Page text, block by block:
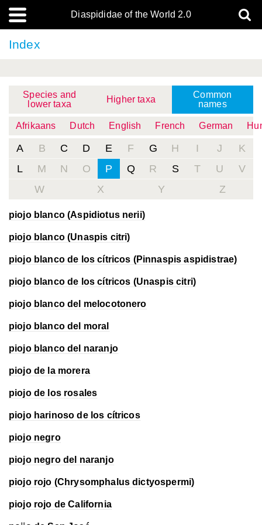
Diaspididae of the World 2.0
Index
Species and
lower taxa
Higher taxa
Common
names
Afrikaans Dutch English French German
A B C D E F G H I J
K
L
M N O P Q R S T U
V
W
X Y Z
piojo blanco (Aspidiotus nerii)
piojo blanco (Unaspis citri)
piojo blanco de los cítricos (Pinnaspis aspidistrae)
piojo blanco de los cítricos (Unaspis citri)
piojo blanco del melocotonero
piojo blanco del moral
piojo blanco del naranjo
piojo de la morera
piojo de los rosales
piojo harinoso de los cítricos
piojo negro
piojo negro del naranjo
piojo rojo (Chrysomphalus dictyospermi)
piojo rojo de California